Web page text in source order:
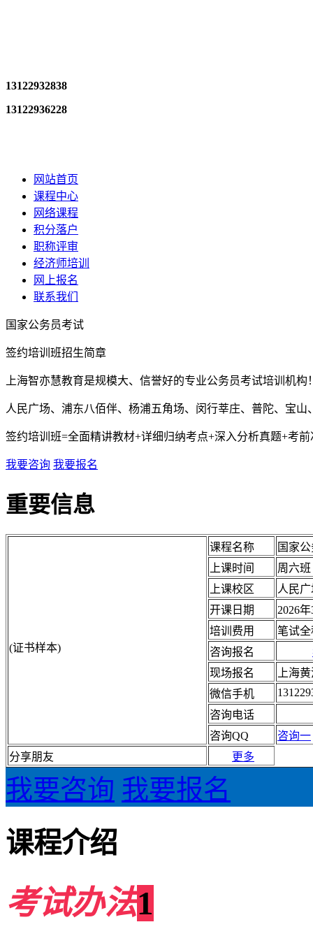
13122932838
13122936228
网站首页
课程中心
网络课程
积分落户
职称评审
经济师培训
网上报名
联系我们
国家公务员考试
签约培训班招生简章
上海智亦慧教育是规模大、信誉好的专业公务员考试培训机
人民广场、浦东八佰伴、杨浦五角场、闵行莘庄、普陀、宝
签约培训班=全面精讲教材+详细归纳考点+深入分析真题+考
我要咨询 我要报名
重要信息
(证书样本)
课程名称
国家
上课时间
周六
上课校区
人民
开课日期
2026
培训费用
笔试全
咨询报名
现场报名
上海
微信手机
咨询电话
咨询QQ
咨询一
分享朋友
更多
我要咨询 我要报名
课程介绍
考试办法1